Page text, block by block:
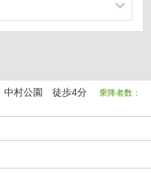
ント一覧
ント一覧
中村公園 徒歩4分 乗降者数：